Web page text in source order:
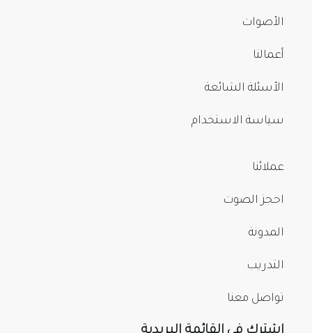
الأصوات
أعمالنا
الأسئلة الشائعة
سياسة الاستخدام
عملائنا
احجز الصوت
المدونة
التدريب
تواصل معنا